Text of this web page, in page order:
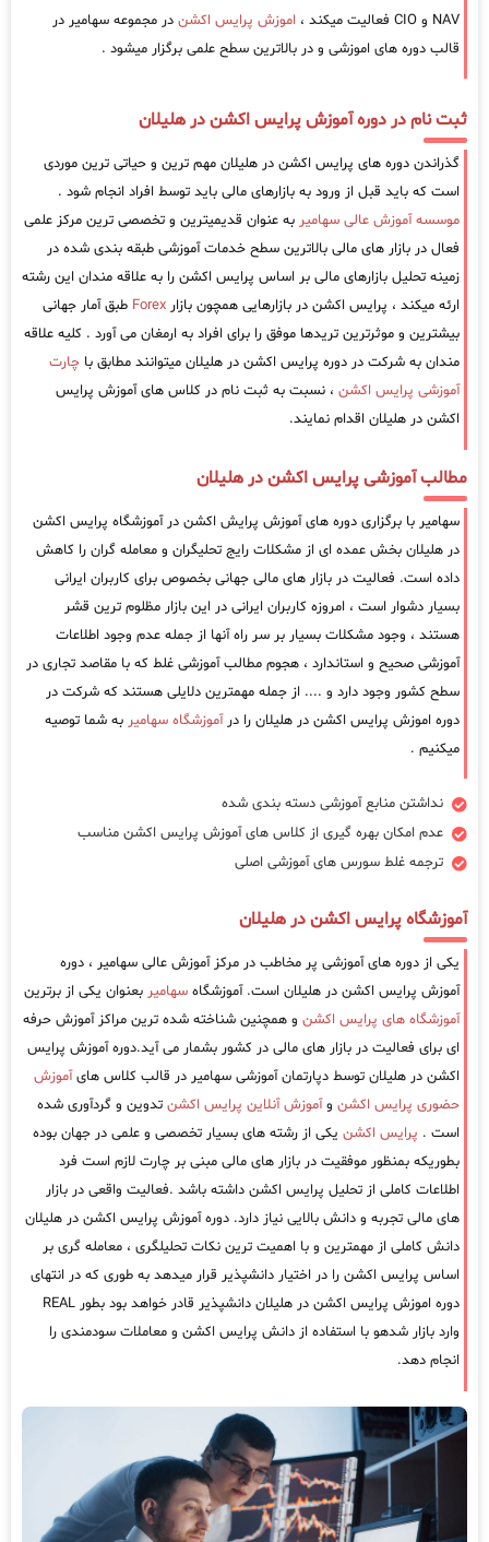
NAV و CIO فعالیت میکند ،
اموزش پرایس اکشن در مجموعه سهامیر در
قالب دوره های اموزشی و در بالاترین سطح علمی برگزار میشود .
ثبت نام در دوره آموزش پرایس اکشن در هلیلان
گذراندن دوره های پرایس اکشن در هلیلان مهم ترین و حیاتی ترین موردی
است که باید قبل از ورود به بازارهای مالی باید توسط افراد انجام شود .
موسسه آموزش عالی سهامیر به عنوان قدیمیترین و تخصصی ترین مرکز علمی
فعال در بازار های مالی بالاترین سطح خدمات آموزشی طبقه بندی شده در
زمینه تحلیل بازارهای مالی بر اساس پرایس اکشن را به علاقه مندان این رشته
ارئه میکند ، پرایس اکشن در بازارهایی همچون بازار Forex طبق آمار جهانی
بیشترین و موثرترین تریدها موفق را برای افراد به ارمغان می آورد . کلیه علاقه
مندان به شرکت در دوره پرایس اکشن در هلیلان میتوانند مطابق با چارت
آموزشی پرایس اکشن ، نسبت به ثبت نام در کلاس های آموزش پرایس
اکشن در هلیلان اقدام نمایند.
مطالب آموزشی پرایس اکشن در هلیلان
سهامیر با برگزاری دوره های آموزش پرایش اکشن در آموزشگاه پرایس اکشن
در هلیلان بخش عمده ای از مشکلات رایج تحلیگران و معامله گران را کاهش
داده است. فعالیت در بازار های مالی جهانی بخصوص برای کاربران ایرانی
بسیار دشوار است ، امروزه کاربران ایرانی در این بازار مظلوم ترین قشر
هستند ، وجود مشکلات بسیار بر سر راه آنها از جمله عدم وجود اطلاعات
آموزشی صحیح و استاندارد ، هجوم مطالب آموزشی غلط که با مقاصد تجاری در
سطح کشور وجود دارد و .... از جمله مهمترین دلایلی هستند که شرکت در
دوره اموزش پرایس اکشن در هلیلان را درآموزشگاه سهامیر به شما توصیه
میکنیم .
نداشتن منابع آموزشی دسته بندی شده
عدم امکان بهره گیری از کلاس های آموزش پرایس اکشن مناسب
ترجمه غلط سورس های آموزشی اصلی
آموزشگاه پرایس اکشن در هلیلان
یکی از دوره های آموزشی پر مخاطب در مرکز آموزش عالی سهامیر ، دوره
آموزش پرایس اکشن در هلیلان است. آموزشگاه سهامیر بعنوان یکی از برترین
آموزشگاه های پرایس اکشن و همچنین شناخته شده ترین مراکز آموزش حرفه
ای برای فعالیت در بازار های مالی در کشور بشمار می آید.دوره آموزش پرایس
اکشن در هلیلان توسط دپارتمان آموزشی سهامیر در قالب کلاس هایآموزش
حضوری پرایس اکشن وآموزش آنلاین پرایس اکشن تدوین و گردآوری شده
است . پرایس اکشن یکی از رشته های بسیار تخصصی و علمی در جهان بوده
بطوریکه بمنظور موفقیت در بازار های مالی مبنی بر چارت لازم است فرد
اطلاعات کاملی از تحلیل پرایس اکشن داشته باشد .فعالیت واقعی در بازار
های مالی تجربه و دانش بالایی نیاز دارد. دوره آموزش پرایس اکشن در هلیلان
دانش کاملی از مهمترین و با اهمیت ترین نکات تحلیلگری ، معامله گری بر
اساس پرایس اکشن را در اختیار دانشپذیر قرار میدهد به طوری که در انتهای
دوره اموزش پرایس اکشن در هلیلان دانشپذیر قادر خواهد بود بطور REAL
وارد بازار شدهو با استفاده از دانش پرایس اکشن و معاملات سودمندی را
انجام دهد.